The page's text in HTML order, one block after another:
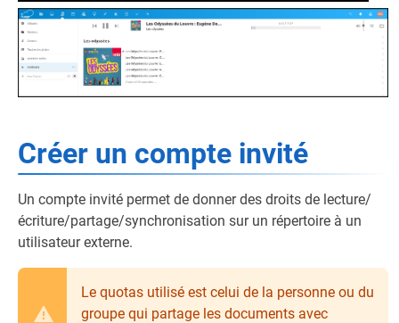
Créer un compte invité
Un compte invité permet de donner des droits de lecture/
écriture/partage/synchronisation sur un répertoire à un
utilisateur externe.
Le quotas utilisé est celui de la personne ou du
groupe qui partage les documents avec